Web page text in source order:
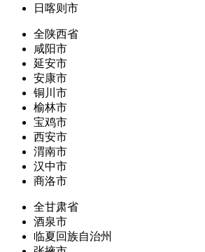
日喀则市
全陕西省
咸阳市
延安市
安康市
铜川市
榆林市
宝鸡市
西安市
渭南市
汉中市
商洛市
全甘肃省
酒泉市
临夏回族自治州